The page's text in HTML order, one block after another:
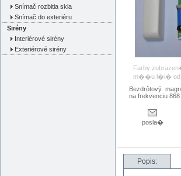
Snímač rozbitia skla
Snímač do exteriéru
Sirény
Interiérové sirény
Exteriérové sirény
Farby
m��u l�i� od
Bezdrôtový
na frekvenciu 868
posla�
Popis: